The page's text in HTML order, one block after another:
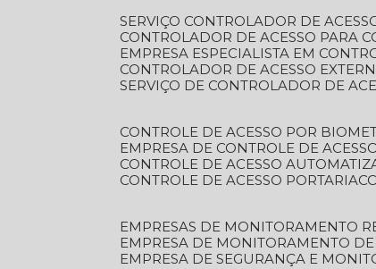
SERVIÇO CONTROLADOR DE
CONTROLADOR DE ACESSO PARA
EMPRESA ESPECIALISTA EM
CONTROLADOR DE ACESSO
SERVIÇO DE CONTROLADOR DE
CONTROLE DE ACESSO POR
EMPRESA DE CONTROLE DE
CONTROLE DE ACESSO
CONTROLE DE ACESSO PORTARIA
EMPRESAS DE MONITORAMENTO
EMPRESA DE MONITORAMENTO
EMPRESA DE SEGURANÇA E